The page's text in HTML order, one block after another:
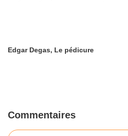
Edgar Degas, Le pédicure
Commentaires